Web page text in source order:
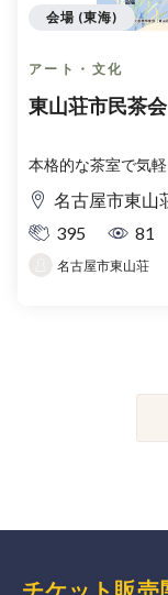
アート・文化
東山荘市民茶
本格的な茶室で気
名古屋市東山
395
81
名古屋市東山荘
会場 (東海)